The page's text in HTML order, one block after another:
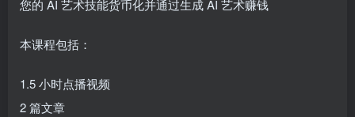
您的 AI 艺术技能货币化并通过生成 AI 艺术赚钱
本课程包括：
1.5 小时点播视频
2 篇文章